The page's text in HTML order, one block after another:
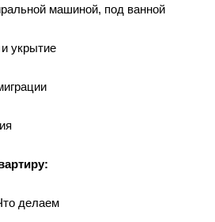
машиной, под ванной
укрытие
делаем